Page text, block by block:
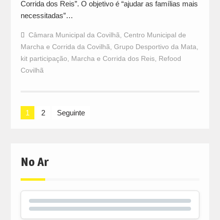
Corrida dos Reis”. O objetivo é “ajudar as famílias mais
necessitadas”…
Câmara Municipal da Covilhã Centro Municipal de
Marcha e Corrida da Covilhã Grupo Desportivo da Mata
kit participação
Marcha e Corrida dos Reis, Refood
Covilhã
Navegação
1 2 Seguinte
No Ar